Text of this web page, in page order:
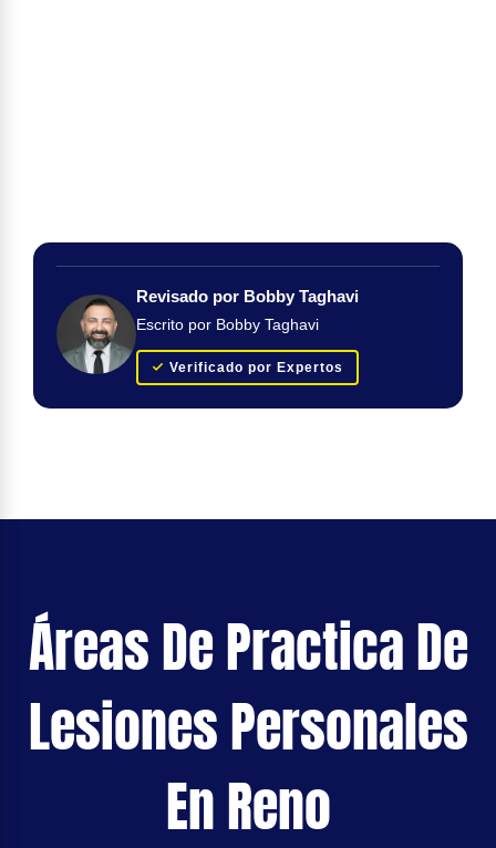
Revisado por Bobby Taghavi
Escrito por Bobby Taghavi
Verificado por Expertos
Áreas De Practica De
Lesiones Personales
En Reno